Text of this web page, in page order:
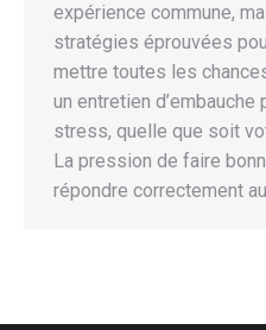
expérience commune,
stratégies éprouvées
mettre toutes les
un entretien
stress, quelle que soit
La pression de faire
répondre correctement